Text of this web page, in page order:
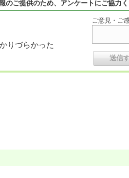
のご提供のため、アンケートにご協力
りづらかった
ご意見・ご